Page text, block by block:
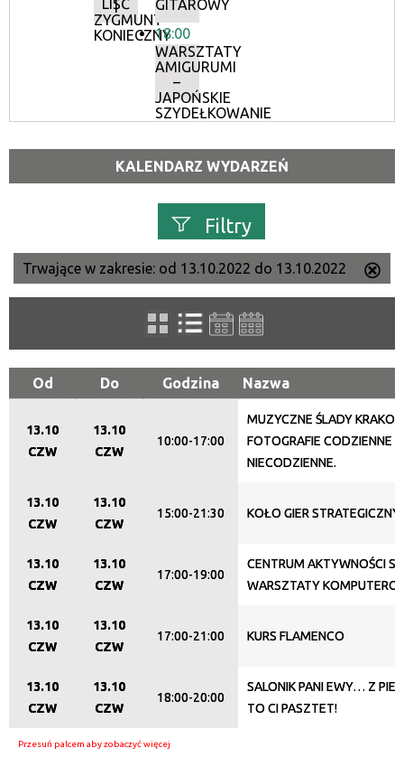
LIŚĆ
|
ZYGMUNT
KONIECZNY
GITAROWY
18:00
WARSZTATY
AMIGURUMI
–
JAPOŃSKIE
SZYDEŁKOWANIE
KALENDARZ WYDARZEŃ
Filtry
Szukana fraza
Kategoria
Trwające w zakresie
Miejsce
Organizator
Promowane
Trwające w zakresie: od 13.10.2022 do 13.10.2022
ten
Od Do Godzina Nazwa
13.10
CZW
13.10
CZW
10:00-17:00
MUZYCZNE ŚLADY
FOTOGRAFIE CODZIENNE I
NIECODZIENNE.
13.10
CZW
13.10
CZW
15:00-21:30 KOŁO GIER
13.10
CZW
13.10
CZW
17:00-19:00
CENTRUM AKTYWNOŚCI
WARSZTATY
13.10
CZW
13.10
CZW
17:00-21:00 KURS FLAMENCO
13.10
CZW
13.10
CZW
18:00-20:00
SALONIK PANI EWY… Z
TO CI PASZTET!